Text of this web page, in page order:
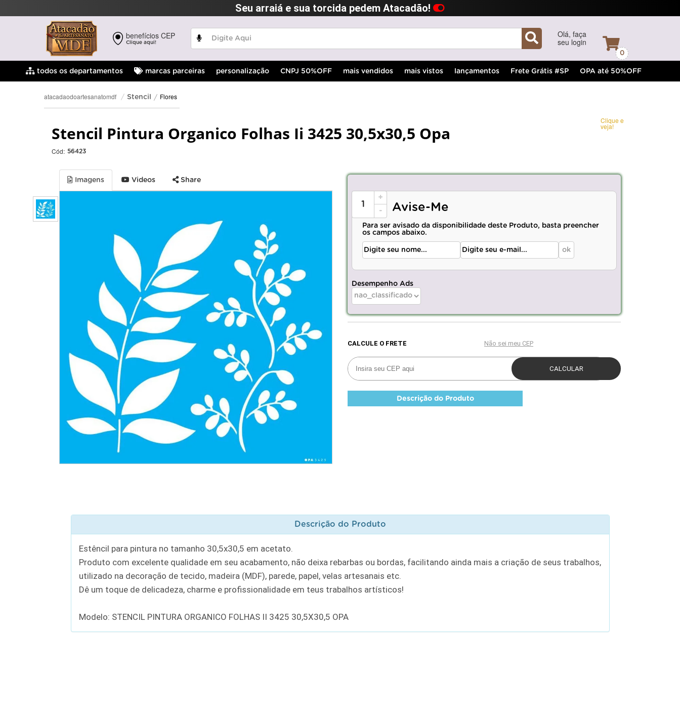
Seu arraiá e sua torcida pedem Atacadão!
benefícios CEP
Clique aqui!
Olá, faça
seu login
0
todos os departamentos marcas parceiras personalização CNPJ 50%OFF mais vendidos mais vistos lançamentos Frete Grátis #SP OPA até 50%OFF
atacadaodoartesanatomdf Stencil Flores
Stencil Pintura Organico Folhas Ii 3425 30,5x30,5 Opa
Cód: 56423
Clique e
veja!
Imagens Videos Share
+
-
Avise-Me
Para ser avisado da disponibilidade deste Produto, basta preencher
os campos abaixo.
Desempenho Ads
Descrição do Produto
Descrição do Produto
Estêncil para pintura no tamanho 30,5x30,5 em acetato.
Produto com excelente qualidade em seu acabamento, não deixa rebarbas ou bordas, facilitando ainda mais a criação de seus trabalhos,
utilizado na decoração de tecido, madeira (MDF), parede, papel, velas artesanais etc.
Dê um toque de delicadeza, charme e profissionalidade em teus trabalhos artísticos!
Modelo: STENCIL PINTURA ORGANICO FOLHAS II 3425 30,5X30,5 OPA